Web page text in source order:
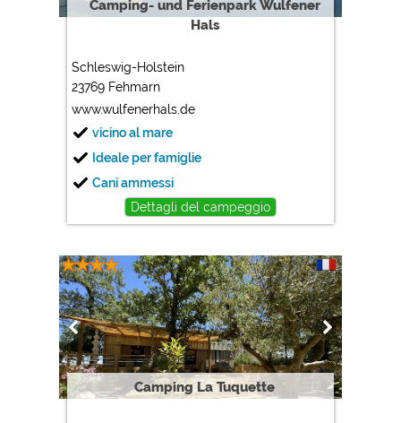
Camping- und Ferienpark Wulfener
Hals
Schleswig-Holstein
23769 Fehmarn
www.wulfenerhals.de
vicino al mare
Ideale per famiglie
Cani ammessi
Dettagli del campeggio
Camping La Tuquette